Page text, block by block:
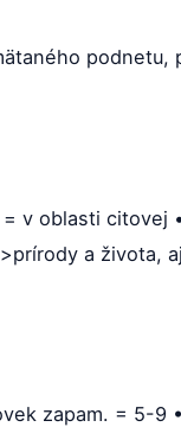
podnetu,
v oblasti citovej
a života,
zapam. = 5-9